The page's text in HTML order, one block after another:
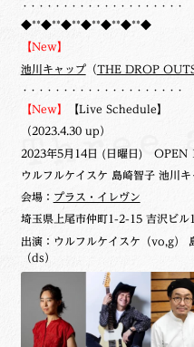
・・・・・・・・・・・・・・・・・・・・
◆**◆**◆**◆**◆**◆**◆
【New】
池川キャップ（THE DROP
・・・・・・・・・・・・・・・・・・・・
【New】 【Live Schedule】
（2023.4.30 up）
2023年5月14日 (日曜日) OPEN
ウルフルケイスケ 島崎智子 池川キ
会場： プラス・イレヴン
埼玉県上尾市仲町1-2-15 吉沢ビル
出演：ウルフルケイスケ（vo,g）
（ds）